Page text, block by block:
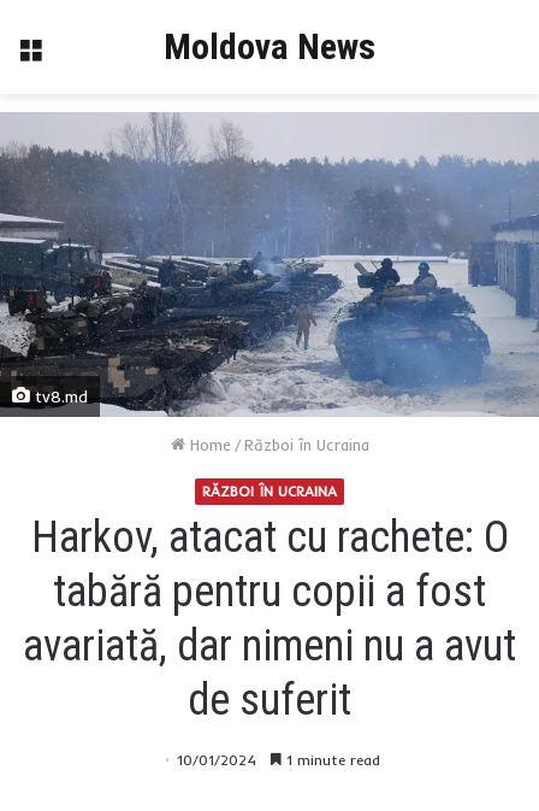
Menu Moldova News
tv8.md
Home / Război în Ucraina
RĂZBOI ÎN UCRAINA
Harkov, atacat cu rachete: O
tabără pentru copii a fost
avariată, dar nimeni nu a avut
de suferit
10/01/2024 1 minute read